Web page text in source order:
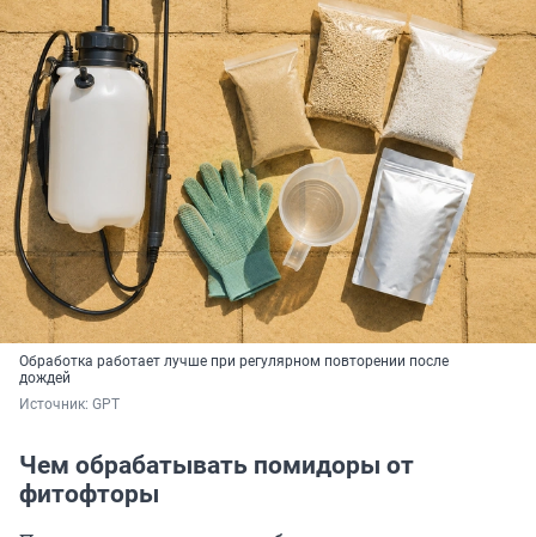
Обработка работает лучше при регулярном повторении после
дождей
Источник: GPT
Чем обрабатывать помидоры от
фитофторы